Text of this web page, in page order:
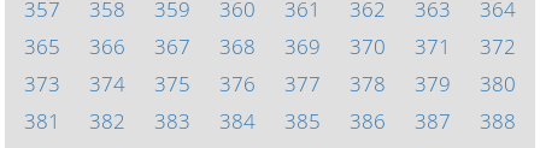
357
358 359 360 361 362 363
364
365
366 367 368 369 370 371
372
373
374 375 376 377 378 379
380
381
382 383 384 385 386 387
388